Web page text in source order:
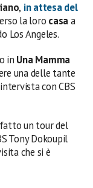
, in attesa del
la loro casaa
Los Angeles.
in Una Mamma
una delle tante
con CBS
un tour del
Tony Dokoupil
che si è